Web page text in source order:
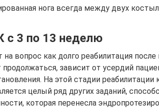
нога всегда между двух
с 3 по 13 неделю
на вопрос как долго реабилитация
продолжаться, зависит от усердий
На этой стадии
целый ряд других заданий,
которая перенесла